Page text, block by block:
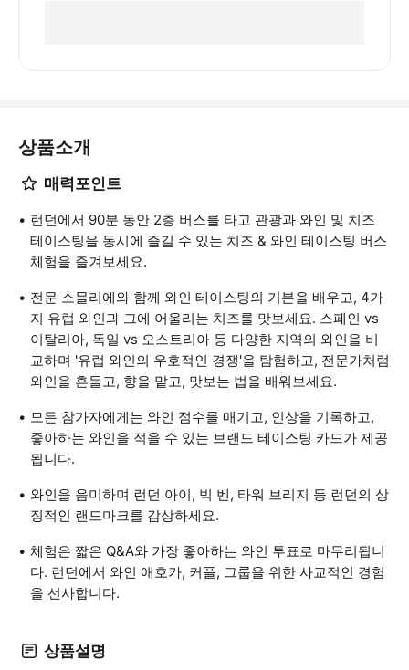
상품소개
매력포인트
런던에서 90분 동안 2층 버스를 타고 관광과 와인 및 치즈
테이스팅을 동시에 즐길 수 있는 치즈 & 와인 테이스팅 버스
체험을 즐겨보세요.
전문 소믈리에와 함께 와인 테이스팅의 기본을 배우고, 4가
지 유럽 와인과 그에 어울리는 치즈를 맛보세요. 스페인 vs
이탈리아, 독일 vs 오스트리아 등 다양한 지역의 와인을 비
교하며 '유럽 와인의 우호적인 경쟁'을 탐험하고, 전문가처럼
와인을 흔들고, 향을 맡고, 맛보는 법을 배워보세요.
모든 참가자에게는 와인 점수를 매기고, 인상을 기록하고,
좋아하는 와인을 적을 수 있는 브랜드 테이스팅 카드가 제공
됩니다.
와인을 음미하며 런던 아이, 빅 벤, 타워 브리지 등 런던의 상
징적인 랜드마크를 감상하세요.
체험은 짧은 Q&A와 가장 좋아하는 와인 투표로 마무리됩니
다. 런던에서 와인 애호가, 커플, 그룹을 위한 사교적인 경험
을 선사합니다.
상품설명